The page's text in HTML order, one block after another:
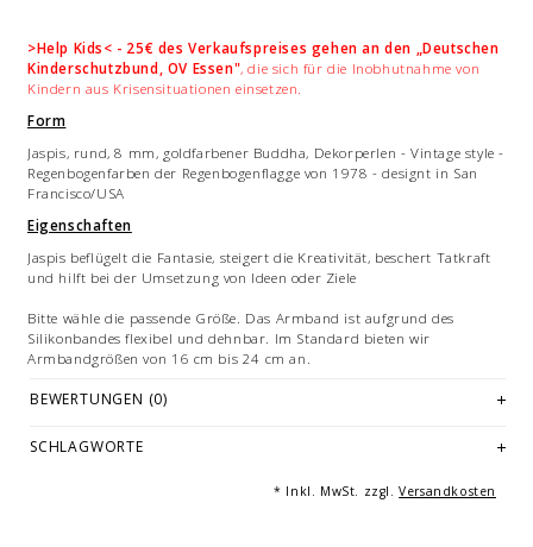
>Help Kids< - 25€ des Verkaufspreises gehen an den „Deutschen
Kinderschutzbund, OV Essen", die sich für die Inobhutnahme von
Kindern aus Krisensituationen einsetzen.
Form
Jaspis, rund, 8 mm, goldfarbener Buddha, Dekorperlen - Vintage style -
Regenbogenfarben der Regenbogenflagge von 1978 - designt in San
Francisco/USA
Eigenschaften
Jaspis beflügelt die Fantasie, steigert die Kreativität, beschert Tatkraft
und hilft bei der Umsetzung von Ideen oder Ziele
Bitte wähle die passende Größe. Das Armband ist aufgrund des
Silikonbandes flexibel und dehnbar. Im Standard bieten wir
Armbandgrößen von 16 cm bis 24 cm an.
Jedes Armband ist ein handgemachtes Unikat - hergestellt in
Bilddarstellung: beispielhafte Aufnahmen von Armbändern von 18/19
BEWERTUNGEN (0)
SCHLAGWORTE
* Inkl. MwSt. zzgl.Versandkosten